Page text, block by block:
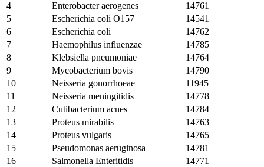
4
Enterobacter aerogenes
14761
5
Escherichia coli O157
14541
6
Escherichia coli
14762
7
Haemophilus influenzae
14785
8
Klebsiella pneumoniae
14764
9
Mycobacterium bovis
14790
10
Neisseria gonorrhoeae
11945
11
Neisseria meningitidis
14778
12
Cutibacterium acnes
14784
13
Proteus mirabilis
14763
14
Proteus vulgaris
14765
15
Pseudomonas aeruginosa
14781
16
Salmonella Enteritidis
14771